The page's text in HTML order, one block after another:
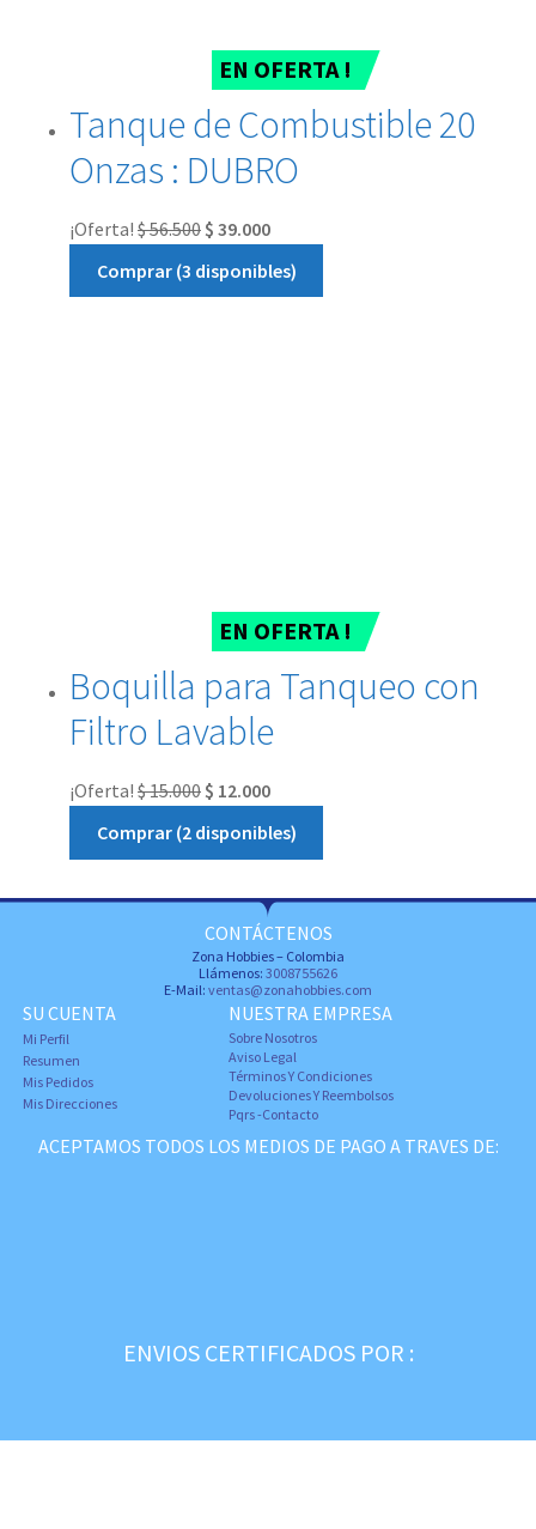
EN OFERTA !
Tanque de Combustible 20
Onzas : DUBRO
¡Oferta! $56.500 $ 39.000
Comprar (3 disponibles)
EN OFERTA !
Boquilla para Tanqueo con
Filtro Lavable
¡Oferta! $15.000 $ 12.000
Comprar (2 disponibles)
CONTÁCTENOS
Zona Hobbies – Colombia
Llámenos: 3008755626
E-Mail: ventas@zonahobbies.com
SU CUENTA
Mi Perfil
Resumen
Mis Pedidos
Mis Direcciones
NUESTRA EMPRESA
Sobre Nosotros
Aviso Legal
Términos Y Condiciones
Devoluciones Y Reembolsos
Pqrs -Contacto
ACEPTAMOS TODOS LOS MEDIOS DE PAGO A TRAVES DE:
ENVIOS CERTIFICADOS POR :